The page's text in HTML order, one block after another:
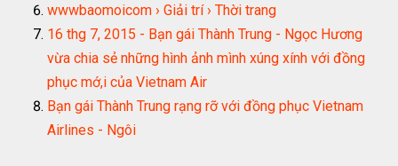
wwwbaomoicom › Giải trí › Thời trang
16 thg 7, 2015 - Bạn gái Thành Trung - Ngọc Hương
vừa chia sẻ những hình ảnh mình xúng xính với đồng
phục mớ,i của Vietnam Air
Bạn gái Thành Trung rạng rỡ với đồng phục Vietnam
Airlines - Ngôi